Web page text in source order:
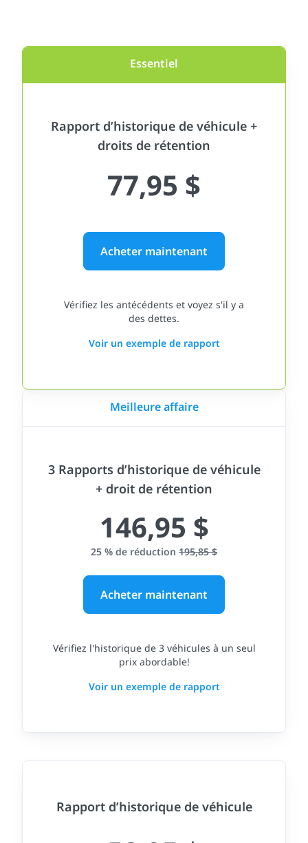
Essentiel
Rapport d’historique de véhicule +
droits de rétention
77,95 $
Acheter maintenant
Vérifiez les antécédents et voyez s'il y a
des dettes.
Voir un exemple de rapport
Meilleure affaire
3 Rapports d’historique de véhicule
+ droit de rétention
146,95 $
25 % de réduction 195,85 $
Acheter maintenant
Vérifiez l'historique de 3 véhicules à un seul
prix abordable!
Voir un exemple de rapport
Rapport d’historique de véhicule